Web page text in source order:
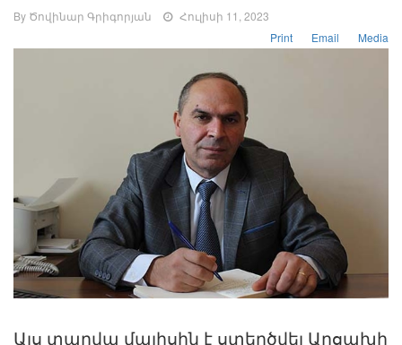
By Ծովինար Գրիգորյան
Հուլիսի 11, 2023
Print
Email Media
Այս տարվա մայիսին է ստեղծվել Արցախի